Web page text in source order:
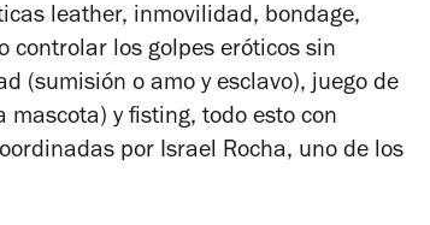
leather, inmovilidad, bondage,
controlar los golpes eróticos sin
(sumisión o amo y esclavo), juego de
y fisting, todo esto con
por Israel Rocha, uno de los